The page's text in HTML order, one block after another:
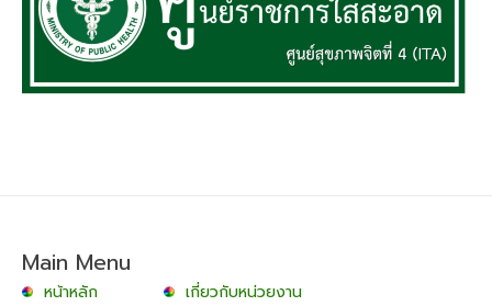
Main Menu
หน้าหลัก เกี่ยวกับหน่วยงาน